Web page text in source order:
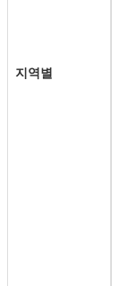
지역별